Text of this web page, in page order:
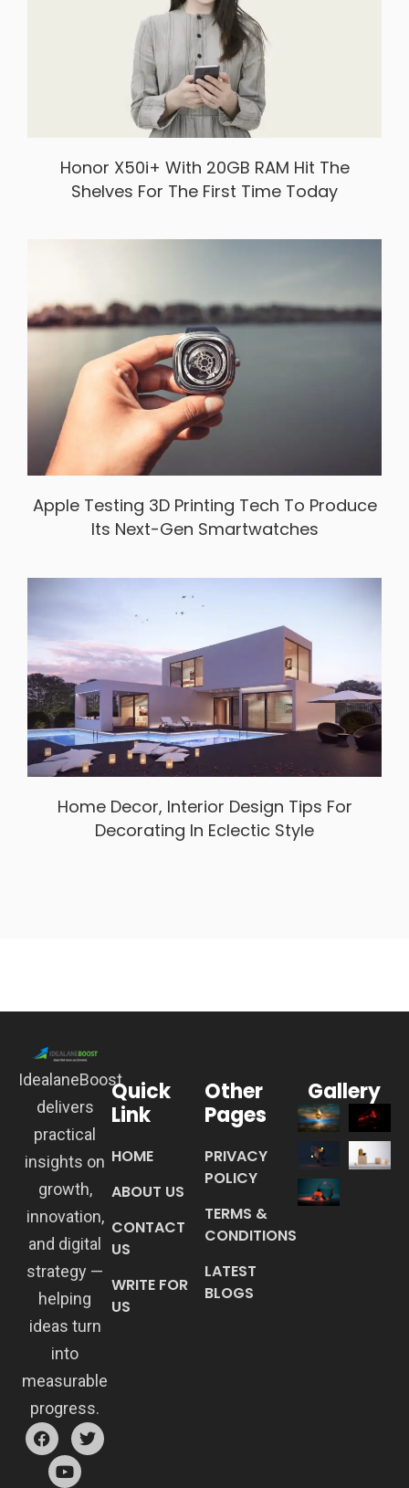
Honor X50i+ With 20GB RAM Hit The
Shelves For The First Time Today
Apple Testing 3D Printing Tech To Produce
Its Next-Gen Smartwatches
Home Decor, Interior Design Tips For
Decorating In Eclectic Style
IdealaneBoost
delivers
practical
insights on
growth,
innovation,
and digital
strategy —
helping
ideas turn
into
measurable
progress.
Quick
Link
HOME
ABOUT US
CONTACT
US
WRITE FOR
US
Other
Pages
PRIVACY
POLICY
TERMS &
CONDITIONS
LATEST
BLOGS
Gallery